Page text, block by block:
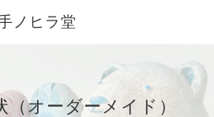
ノヒラ堂
オーダーメイド）